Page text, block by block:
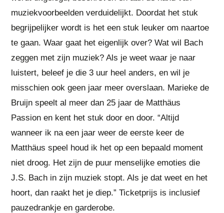
muziekvoorbeelden verduidelijkt. Doordat het stuk
begrijpelijker wordt is het een stuk leuker om naartoe
te gaan. Waar gaat het eigenlijk over? Wat wil Bach
zeggen met zijn muziek? Als je weet waar je naar
luistert, beleef je die 3 uur heel anders, en wil je
misschien ook geen jaar meer overslaan. Marieke de
Bruijn speelt al meer dan 25 jaar de Matthäus
Passion en kent het stuk door en door. “Altijd
wanneer ik na een jaar weer de eerste keer de
Matthäus speel houd ik het op een bepaald moment
niet droog. Het zijn de puur menselijke emoties die
J.S. Bach in zijn muziek stopt. Als je dat weet en het
hoort, dan raakt het je diep.” Ticketprijs is inclusief
pauzedrankje en garderobe.